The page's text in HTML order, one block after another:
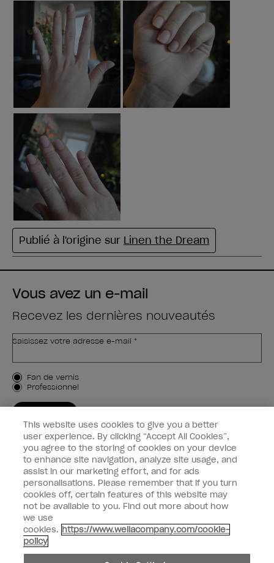
Vous avez un e-mail
Recevez les dernières nouveautés
Saisissez votre adresse e-mail *
Type de client
Fan de vernis
Professionnel
Informations clients
Connectez-Vous
facebookinstagramyoutube
Ne pas partager ou vendre des informations personnelles
This website uses cookies to give you a better
user experience. By clicking “Accept All Cookies”,
you agree to the storing of cookies on your device
to enhance site navigation, analyze site usage, and
assist in our marketing effort, and for ads
personalisations. Please remember that if you turn
cookies off, certain features of this website may
not be available to you. Find out more about how
we use
cookies. https://www.wellacompany.com/cookie-
policy